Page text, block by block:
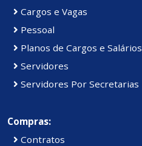
Cargos e Vagas
Pessoal
Planos de Cargos e Salários
Servidores
Servidores Por Secretarias
Compras:
Contratos